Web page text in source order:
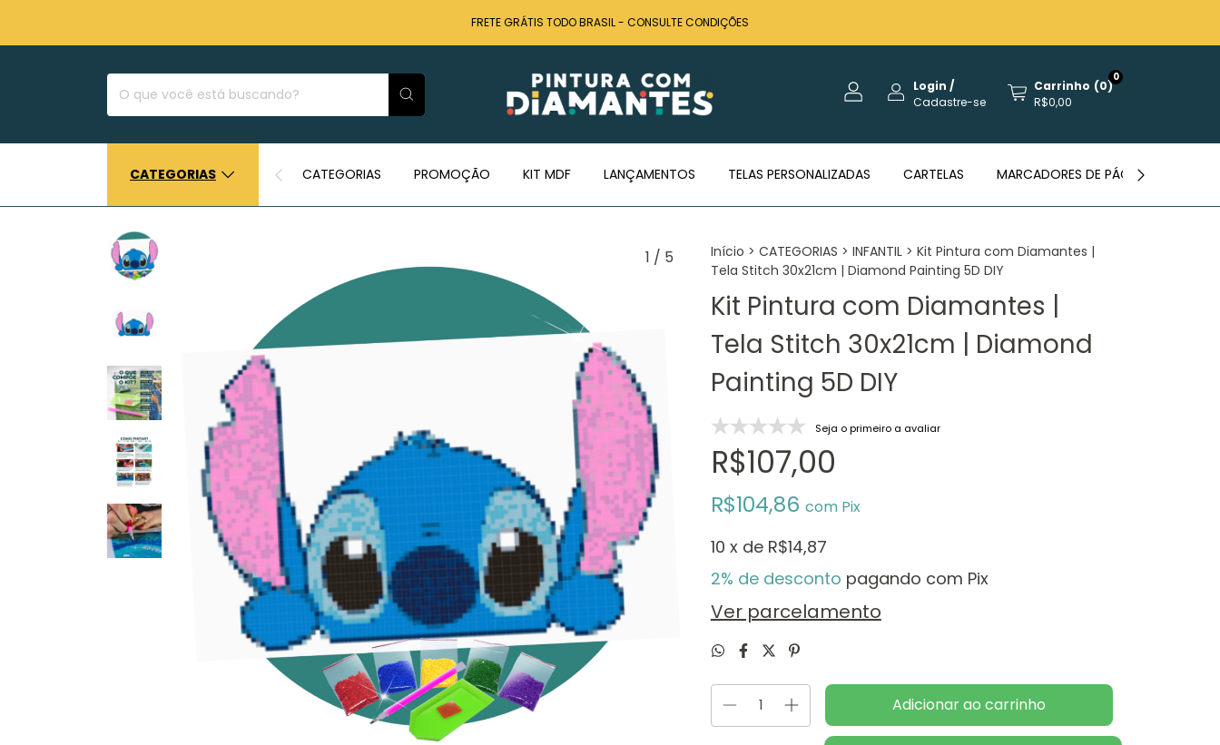
FRETE GRÁTIS TODO BRASIL - CONSULTE CONDIÇÕES
Login /
Cadastre-se
0
Carrinho (0)
R$0,00
CATEGORIAS CATEGORIAS PROMOÇÃO KIT MDF LANÇAMENTOS TELAS PERSONALIZADAS CARTELAS MARCADORES DE PÁGINAS
1 / 5 Início > CATEGORIAS > INFANTIL > Kit Pintura com Diamantes |
Tela Stitch 30x21cm | Diamond Painting 5D DIY
Kit Pintura com Diamantes |
Tela Stitch 30x21cm | Diamond
Painting 5D DIY
Seja o primeiro a avaliar
R$107,00
R$104,86 com Pix
10 x de R$14,87
2% de desconto pagando com Pix
Ver parcelamento